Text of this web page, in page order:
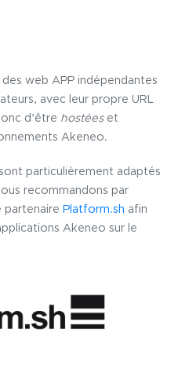
web APP indépendantes
avec leur propre URL
d’être hostéeset
Akeneo.
particulièrement adaptés
recommandons par
partenaire Platform.sh afin
Akeneo sur le